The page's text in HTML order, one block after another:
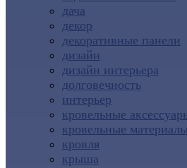
дача
декор
декоративные панели
дизайн
дизайн интерьера
долговечность
интерьер
кровельные
кровельные материалы
кровля
крыша